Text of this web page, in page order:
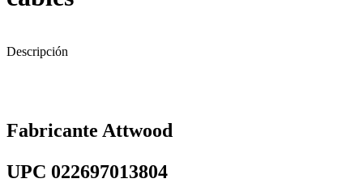
Descripción
Fabricante ‎Attwood
UPC ‎022697013804